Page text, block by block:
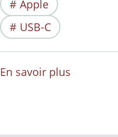
Apple
USB-C
En savoir plus